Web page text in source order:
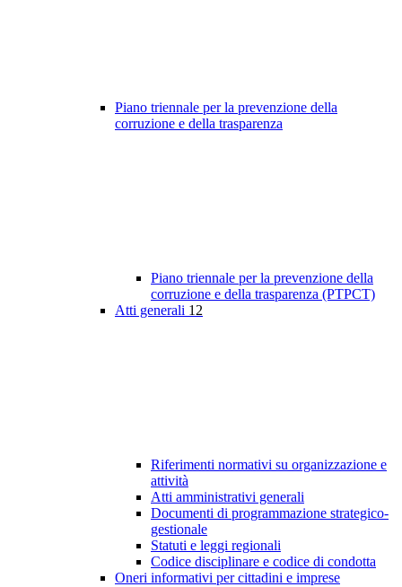
Piano triennale per la prevenzione della
corruzione e della trasparenza
Piano triennale per la prevenzione della
corruzione e della trasparenza (PTPCT)
Atti generali 12
Riferimenti normativi su organizzazione e
attività
Atti amministrativi generali
Documenti di programmazione strategico-
gestionale
Statuti e leggi regionali
Codice disciplinare e codice di condotta
Oneri informativi per cittadini e imprese